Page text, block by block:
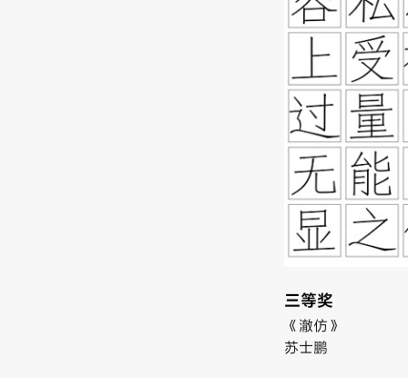
三等奖
《澈仿》
苏士鹏